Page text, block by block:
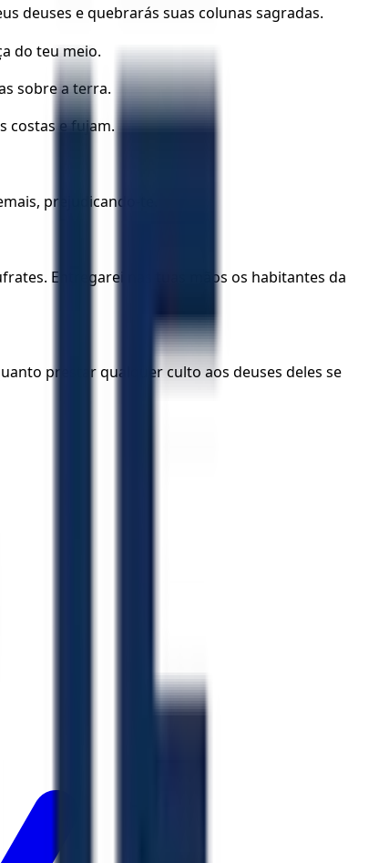
deuses e quebrarás suas colunas sagradas.
do teu meio.
sobre a terra.
costas e fujam.
prejudicando-te.
Entregarei nas tuas mãos os habitantes da
prestar qualquer culto aos deuses deles se